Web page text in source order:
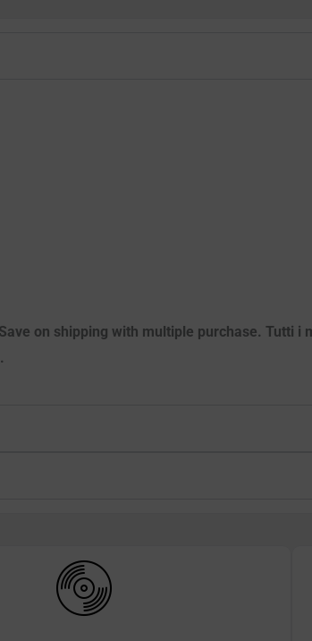
on shipping with multiple purchase. Tutti